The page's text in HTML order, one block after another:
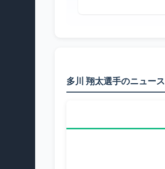
多川 翔太選手のニュース